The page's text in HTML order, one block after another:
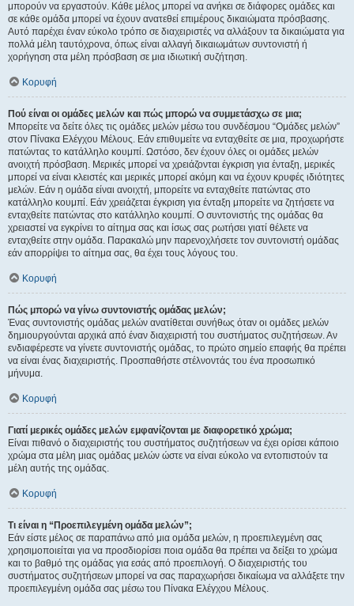
μπορούν να εργαστούν. Κάθε μέλος μπορεί να ανήκει σε διάφορες ομάδες και
σε κάθε ομάδα μπορεί να έχουν ανατεθεί επιμέρους δικαιώματα πρόσβασης.
Αυτό παρέχει έναν εύκολο τρόπο σε διαχειριστές να αλλάξουν τα δικαιώματα για
πολλά μέλη ταυτόχρονα, όπως είναι αλλαγή δικαιωμάτων συντονιστή ή
χορήγηση στα μέλη πρόσβαση σε μια ιδιωτική συζήτηση.
Κορυφή
Πού είναι οι ομάδες μελών και πώς μπορώ να συμμετάσχω σε μια;
Μπορείτε να δείτε όλες τις ομάδες μελών μέσω του συνδέσμου “Ομάδες μελών”
στον Πίνακα Ελέγχου Μέλους. Εάν επιθυμείτε να ενταχθείτε σε μια, προχωρήστε
πατώντας το κατάλληλο κουμπί. Ωστόσο, δεν έχουν όλες οι ομάδες μελών
ανοιχτή πρόσβαση. Μερικές μπορεί να χρειάζονται έγκριση για ένταξη, μερικές
μπορεί να είναι κλειστές και μερικές μπορεί ακόμη και να έχουν κρυφές ιδιότητες
μελών. Εάν η ομάδα είναι ανοιχτή, μπορείτε να ενταχθείτε πατώντας στο
κατάλληλο κουμπί. Εάν χρειάζεται έγκριση για ένταξη μπορείτε να ζητήσετε να
ενταχθείτε πατώντας στο κατάλληλο κουμπί. Ο συντονιστής της ομάδας θα
χρειαστεί να εγκρίνει το αίτημα σας και ίσως σας ρωτήσει γιατί θέλετε να
ενταχθείτε στην ομάδα. Παρακαλώ μην παρενοχλήσετε τον συντονιστή ομάδας
εάν απορρίψει το αίτημα σας, θα έχει τους λόγους του.
Κορυφή
Πώς μπορώ να γίνω συντονιστής ομάδας μελών;
Ένας συντονιστής ομάδας μελών ανατίθεται συνήθως όταν οι ομάδες μελών
δημιουργούνται αρχικά από έναν διαχειριστή του συστήματος συζητήσεων. Αν
ενδιαφέρεστε να γίνετε συντονιστής ομάδας, το πρώτο σημείο επαφής θα πρέπει
να είναι ένας διαχειριστής. Προσπαθήστε στέλνοντάς του ένα προσωπικό
μήνυμα.
Κορυφή
Γιατί μερικές ομάδες μελών εμφανίζονται με διαφορετικό χρώμα;
Είναι πιθανό ο διαχειριστής του συστήματος συζητήσεων να έχει ορίσει κάποιο
χρώμα στα μέλη μιας ομάδας μελών ώστε να είναι εύκολο να εντοπιστούν τα
μέλη αυτής της ομάδας.
Κορυφή
Τι είναι η “Προεπιλεγμένη ομάδα μελών”;
Εάν είστε μέλος σε παραπάνω από μια ομάδα μελών, η προεπιλεγμένη σας
χρησιμοποιείται για να προσδιορίσει ποια ομάδα θα πρέπει να δείξει το χρώμα
και το βαθμό της ομάδας για εσάς από προεπιλογή. Ο διαχειριστής του
συστήματος συζητήσεων μπορεί να σας παραχωρήσει δικαίωμα να αλλάξετε την
προεπιλεγμένη ομάδα σας μέσω του Πίνακα Ελέγχου Μέλους.